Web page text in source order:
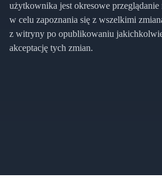
użytkownika jest okresowe
w celu zapoznania się z wszelkimi
z witryny po opublikowaniu
akceptację tych zmian.